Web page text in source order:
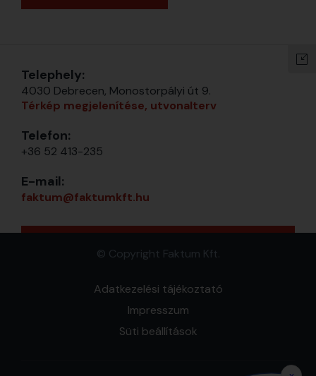
Telephely:
4030 Debrecen, Monostorpályi út 9.
Térkép megjelenítése, utvonalterv
Telefon:
+36 52 413-235
E-mail:
faktum@faktumkft.hu
© Copyright Faktum Kft.
Adatkezelési tájékoztató
Impresszum
Süti beállítások